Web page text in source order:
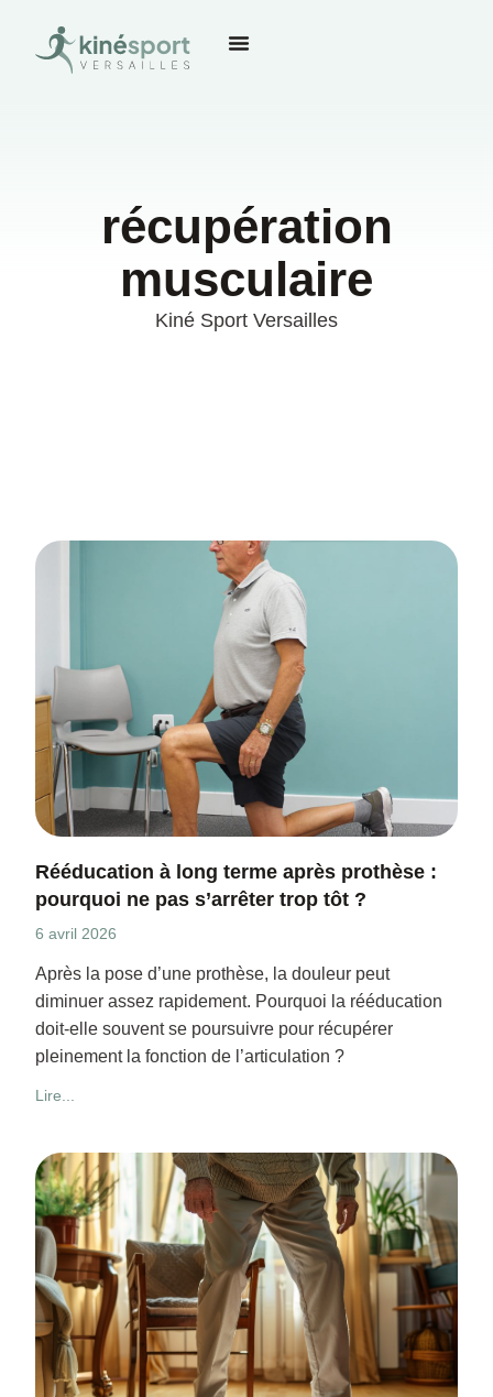
récupération
musculaire
Kiné Sport Versailles
Rééducation à long terme après prothèse :
pourquoi ne pas s’arrêter trop tôt ?
6 avril 2026
Après la pose d’une prothèse, la douleur peut
diminuer assez rapidement. Pourquoi la rééducation
doit-elle souvent se poursuivre pour récupérer
pleinement la fonction de l’articulation ?
Lire...